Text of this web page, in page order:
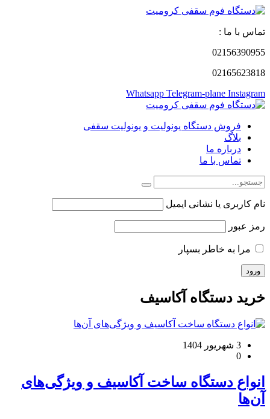
تماس با ما :
02156390955
02165623818
Whatsapp Telegram-plane Instagram
فروش دستگاه یونولیت و یونولیت سقفی
بلاگ
درباره ما
تماس با ما
نام کاربری یا نشانی ایمیل
رمز عبور
مرا به خاطر بسپار
خرید دستگاه آکاسیف
3 شهریور 1404
0
انواع دستگاه ساخت آکاسیف و ویژگی‌های
آن‌ها